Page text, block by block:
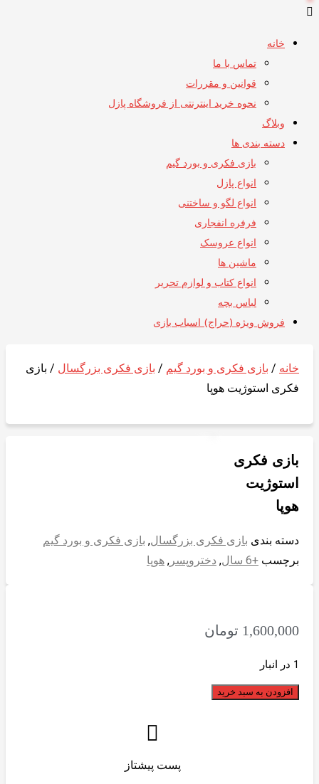
خانه
تماس با ما
قوانین و مقررات
نحوه خرید اینترنتی از فروشگاه پازل
وبلاگ
دسته بندی ها
بازی فکری و بورد گیم
انواع پازل
انواع لگو و ساختنی
فرفره انفجاری
انواع عروسک
ماشین ها
انواع کتاب و لوازم تحریر
لباس بچه
فروش ویژه (حراج) اسباب بازی
خانه / بازی فکری و بورد گیم / بازی فکری بزرگسال / بازی
فکری استوژیت هوپا
بازی فکری
استوژیت
هوپا
دسته بندی بازی فکری بزرگسال, بازی فکری و بورد گیم
برچسب +6 سال , دختروپسر , هوپا
1,600,000 تومان
1 در انبار
افزودن به سبد خرید
پست پیشتاز